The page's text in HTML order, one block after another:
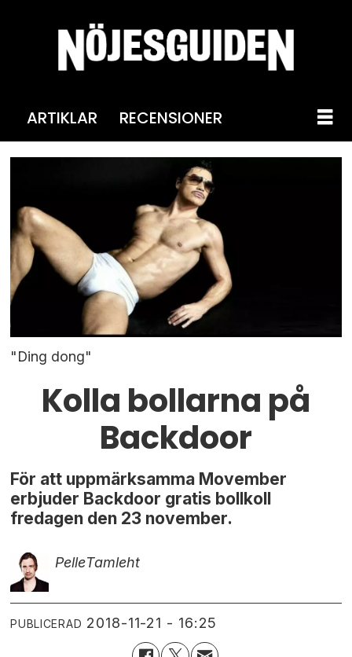
ARTIKLAR RECENSIONER
"Ding dong"
Kolla bollarna på
Backdoor
För att uppmärksamma Movember
erbjuder Backdoor gratis bollkoll
fredagen den 23 november.
PelleTamleht
PUBLICERAD 2018-11-21 - 16:25